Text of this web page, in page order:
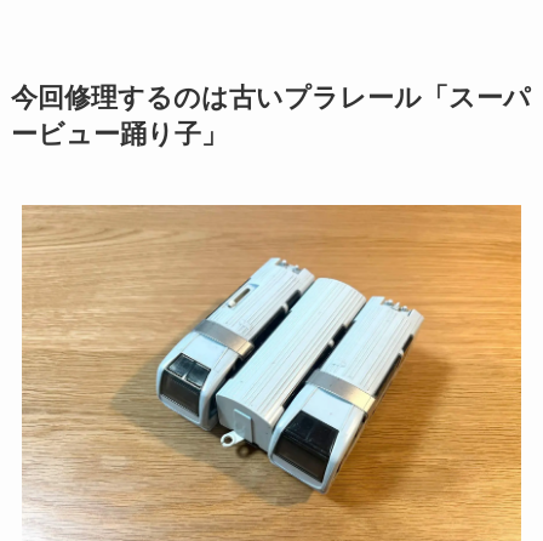
今回修理するのは古いプラレール「スーパ
ービュー踊り子」